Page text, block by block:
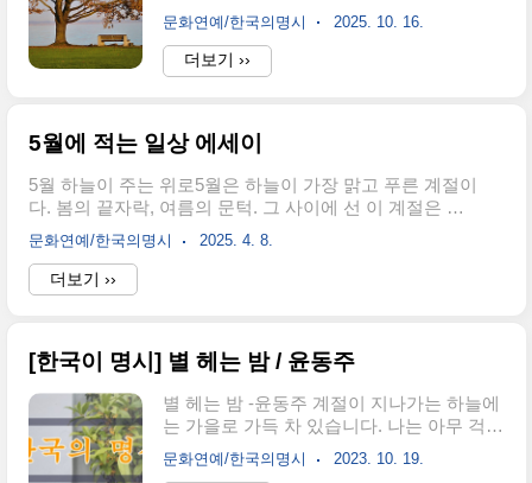
냄새가 달라지고, 하늘의 높이가 조금 낮아
질 뿐이다.대륙에서 불어오는 찬 공기가 남
쪽의 따뜻한 기류와 만나며,그 경계선에서
첫 빗방울이 떨어진다.사람의 마음도 그와
늘을 본다.기후학자로서의 습관이자, 인간
리고, 바람이 북동으로 돌 때,나는 계절이 이
동하고 있음을 안다.그 느린 움직임은 사랑
이 자라는 속도와 닮아 있다 —빠르지 않지
기에는..
문화연예/한국의명시 2025. 10. 16.
더보기 ››
5월에 적는 일상 에세이
5월 하늘이 주는 위로5월은 하늘이 가장 맑고 푸른 계절이
다. 봄의 끝자락, 여름의 문턱. 그 사이에 선 이 계절은 유
난히도 포근하고 단정하다. 하늘은 높지도 낮지도 않게 우
리의 머리 위를 감싸 안고, 그 아래서 사람들은 제각기 삶
의 흐름을 이어간다. 매년 돌아오는 5월이지만, 올해의 5
월은 어쩐지 다르게 느껴진다. 20대의 끝자락에 선 지금,
들림이 많았고, 설렘보다는 막연함이 컸다. 미래에 대한 기
하고 있을 때, 5월의 하늘은 조용히 나를 내려다보며 말없
이 다정함을 건넨다. "잘하고 있어, 천천히 가도 괜찮아."사
실 5월이라는 계..
문화연예/한국의명시 2025. 4. 8.
더보기 ››
[한국이 명시] 별 헤는 밤 / 윤동주
별 헤는 밤 -윤동주 계절이 지나가는 하늘에
는 가을로 가득 차 있습니다. 나는 아무 걱정
도 없이 가을 속의 별들을 다 헤일 듯합니다.
가슴속에 하나둘 새겨지는 별을 이제 다 못
문화연예/한국의명시 2023. 10. 19.